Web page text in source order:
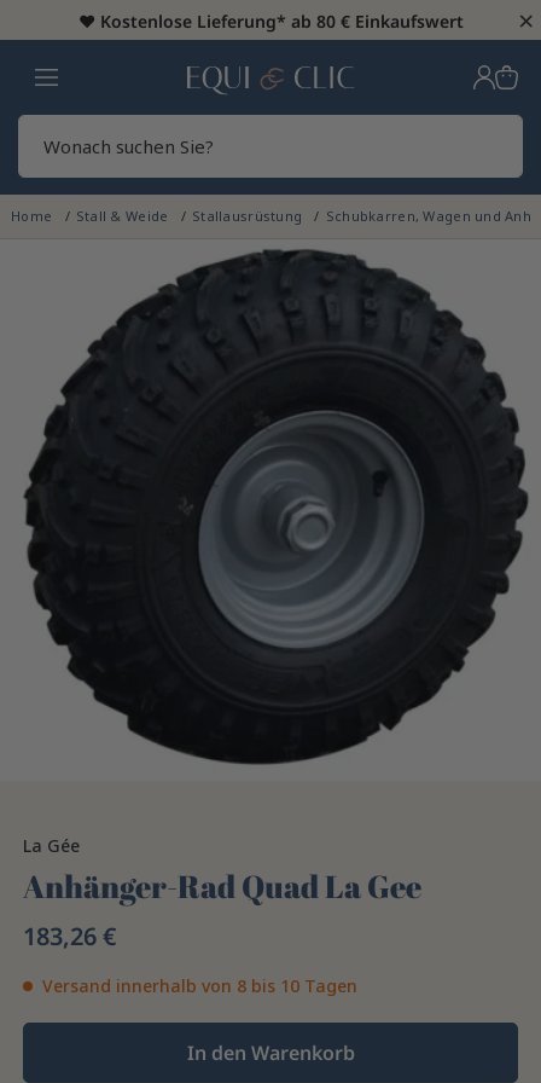
♥️ Kostenlose Lieferung* ab 80 € Einkaufswert ×
Heim
Home Stall & Weide Stallausrüstung Schubkarren, Wagen und
La Gée
Anhänger-Rad Quad La Gee
183,26 €
Versand innerhalb von 8 bis 10 Tagen
In den Warenkorb